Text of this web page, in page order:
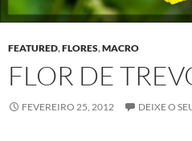
FEATURED,FLORES,MACRO
FLOR DE
FEVEREIRO 25, 2012 DEIXE O